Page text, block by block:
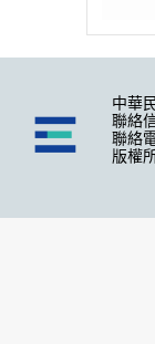
中華
聯絡
聯絡
版權